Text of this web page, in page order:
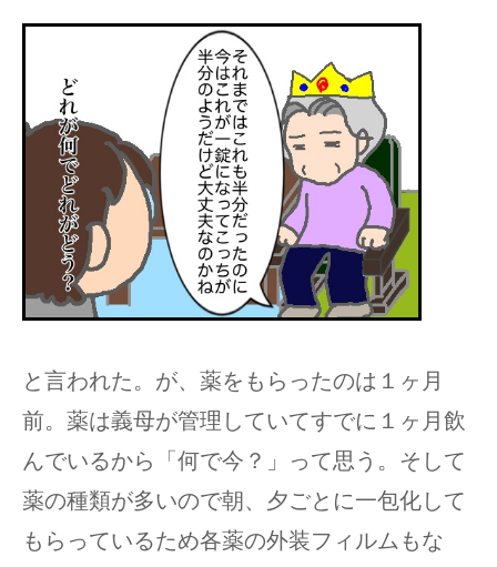
と言われた。が、薬をもらったのは１ヶ月
前。薬は義母が管理していてすでに１ヶ月飲
んでいるから「何で今？」って思う。そして
薬の種類が多いので朝、夕ごとに一包化して
もらっているため各薬の外装フィルムもな